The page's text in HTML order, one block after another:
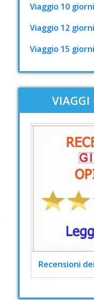
Viaggio 10 giorni
Viaggio 12 giorni
Viaggio 15 giorni
VIAGGI
Recensioni